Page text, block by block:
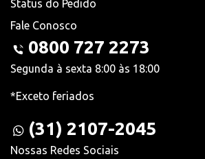
Status do Pedido
Fale Conosco
0800 727 2273
Segunda à sexta 8:00 às 18:00
*Exceto feriados
(31) 2107-2045
Nossas Redes Sociais